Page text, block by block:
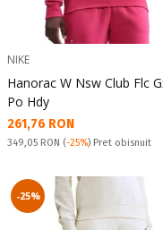
NIKE
Hanorac W Nsw Club Flc
Po Hdy
Текуща цена:
261,76 RON
Pret obisnuit:
349,05 RON (-25%) Pret obisnuit
-25%